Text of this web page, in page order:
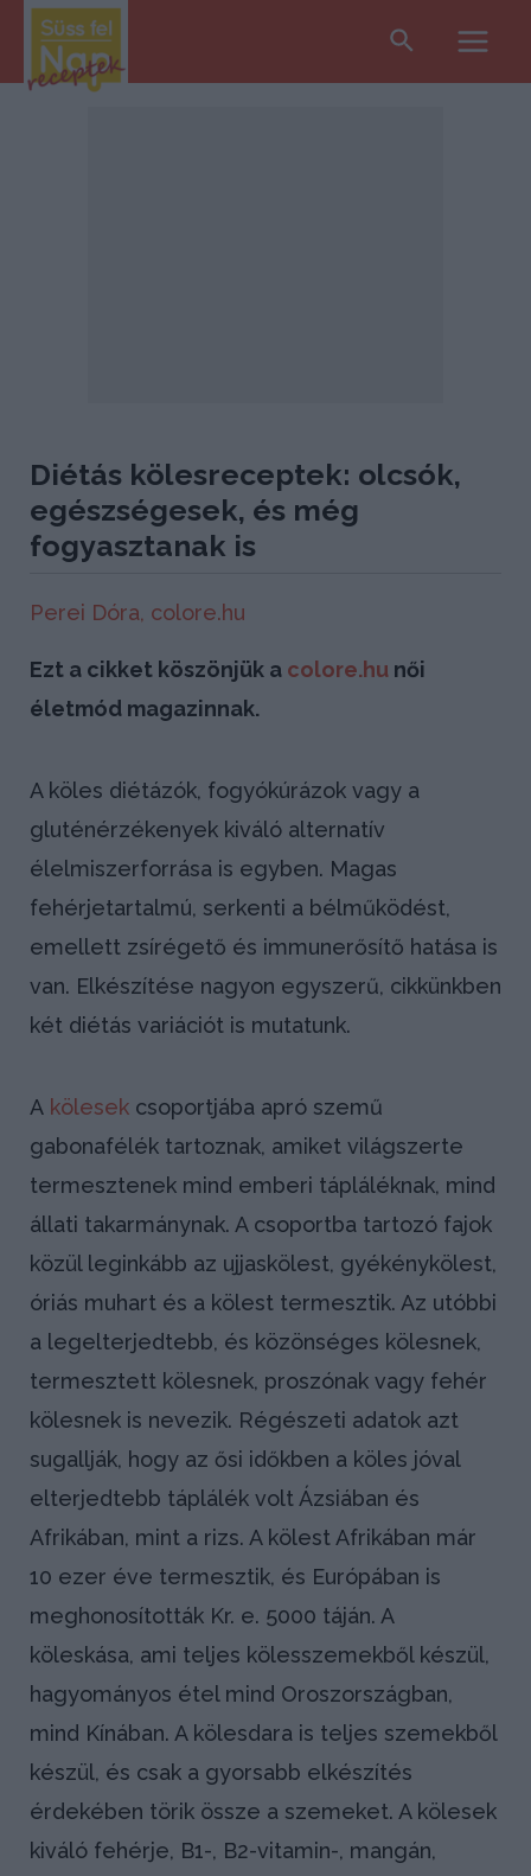
Search
Diétás kölesreceptek: olcsók,
egészségesek, és még
fogyasztanak is
Perei Dóra, colore.hu
Ezt a cikket köszönjük a colore.hunői
életmód magazinnak.
A köles diétázók, fogyókúrázok vagy a
gluténérzékenyek kiváló alternatív
élelmiszerforrása is egyben. Magas
fehérjetartalmú, serkenti a bélműködést,
emellett zsírégető és immunerősítő hatása is
van. Elkészítése nagyon egyszerű, cikkünkben
két diétás variációt is mutatunk.
Akölesekcsoportjába apró szemű
gabonafélék tartoznak, amiket világszerte
termesztenek mind emberi tápláléknak, mind
állati takarmánynak. A csoportba tartozó fajok
közül leginkább az ujjaskölest, gyékénykölest,
óriás muhart és a kölest termesztik. Az utóbbi
a legelterjedtebb, és közönséges kölesnek,
termesztett kölesnek, proszónak vagy fehér
kölesnek is nevezik. Régészeti adatok azt
sugallják, hogy az ősi időkben a köles jóval
elterjedtebb táplálék volt Ázsiában és
Afrikában, mint a rizs. A kölest Afrikában már
10 ezer éve termesztik, és Európában is
meghonosították Kr. e. 5000 táján. A
köleskása, ami teljes kölesszemekből készül,
hagyományos étel mind Oroszországban,
mind Kínában. A kölesdara is teljes szemekből
készül, és csak a gyorsabb elkészítés
érdekében törik össze a szemeket. A kölesek
kiváló fehérje, B1-, B2-vitamin-, mangán,